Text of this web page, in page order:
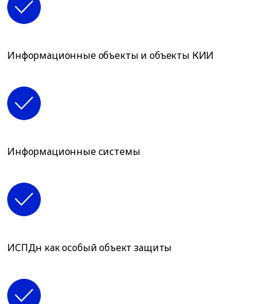
Информационные объекты и объекты КИИ
Информационные системы
ИСПДн как особый объект защиты